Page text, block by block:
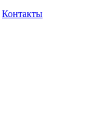
Контакты